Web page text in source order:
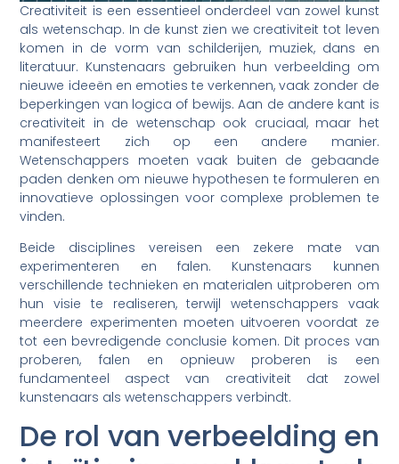
Creativiteit is een essentieel onderdeel van zowel kunst
als wetenschap. In de kunst zien we creativiteit tot leven
komen in de vorm van schilderijen, muziek, dans en
literatuur. Kunstenaars gebruiken hun verbeelding om
nieuwe ideeën en emoties te verkennen, vaak zonder de
beperkingen van logica of bewijs. Aan de andere kant is
creativiteit in de wetenschap ook cruciaal, maar het
manifesteert zich op een andere manier.
Wetenschappers moeten vaak buiten de gebaande
paden denken om nieuwe hypothesen te formuleren en
innovatieve oplossingen voor complexe problemen te
vinden.
Beide disciplines vereisen een zekere mate van
experimenteren en falen. Kunstenaars kunnen
verschillende technieken en materialen uitproberen om
hun visie te realiseren, terwijl wetenschappers vaak
meerdere experimenten moeten uitvoeren voordat ze
tot een bevredigende conclusie komen. Dit proces van
proberen, falen en opnieuw proberen is een
fundamenteel aspect van creativiteit dat zowel
kunstenaars als wetenschappers verbindt.
De rol van verbeelding en